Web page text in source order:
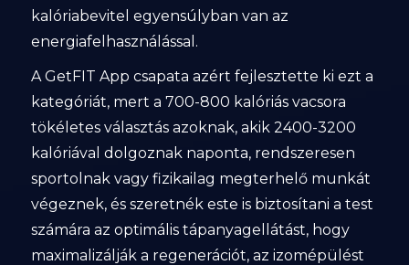
kalóriabevitel egyensúlyban van az
energiafelhasználással.
A GetFIT App csapata azért fejlesztette ki ezt a
kategóriát, mert a 700-800 kalóriás vacsora
tökéletes választás azoknak, akik 2400-3200
kalóriával dolgoznak naponta, rendszeresen
sportolnak vagy fizikailag megterhelő munkát
végeznek, és szeretnék este is biztosítani a test
számára az optimális tápanyagellátást, hogy
maximalizálják a regenerációt, az izomépülést